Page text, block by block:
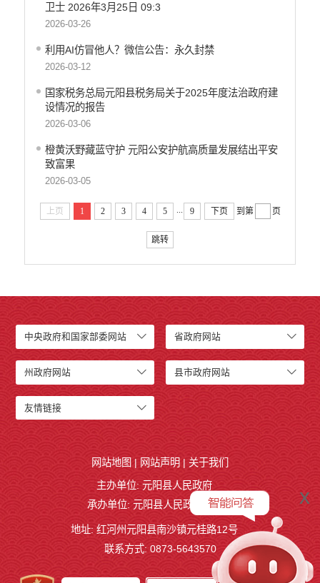
卫士 2026年3月25日 09:3
2026-03-26
利用AI仿冒他人？微信公告：永久封禁
2026-03-12
国家税务总局元阳县税务局关于2025年度法治政府建
设情况的报告
2026-03-06
橙黄沃野藏蓝守护 元阳公安护航高质量发展结出平安
致富果
2026-03-05
上页 1 2 3 4 5 ... 9 下页 到第 页
跳转
中央政府和国家部委网站 省政府网站
州政府网站 县市政府网站
友情链接
x
网站地图 | 网站声明 | 关于我们
主办单位: 元阳县人民政府
承办单位: 元阳县人民政府办公室
地址: 红河州元阳县南沙镇元桂路12号
联系方式: 0873-5643570